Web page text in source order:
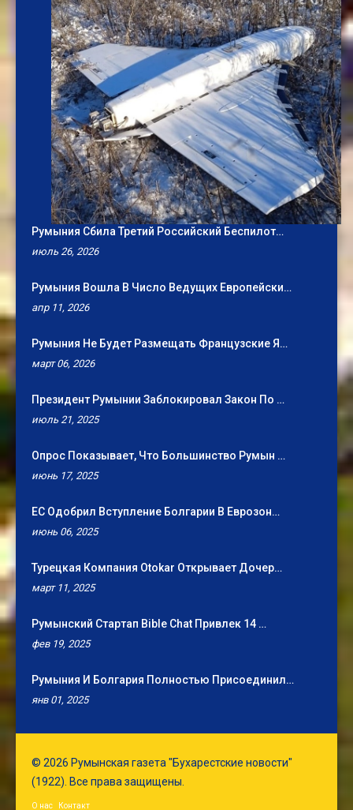
Румыния Сбила Третий Российский Беспилот…
июль 26, 2026
Румыния Вошла В Число Ведущих Европейски…
апр 11, 2026
Румыния Не Будет Размещать Французские Я…
март 06, 2026
Президент Румынии Заблокировал Закон По …
июль 21, 2025
Опрос Показывает, Что Большинство Румын …
июнь 17, 2025
ЕС Одобрил Вступление Болгарии В Еврозон…
июнь 06, 2025
Турецкая Компания Otokar Открывает Дочер…
март 11, 2025
Румынский Стартап Bible Chat Привлек 14 …
фев 19, 2025
Румыния И Болгария Полностью Присоединил…
янв 01, 2025
© 2026 Румынская газета "Бухарестские новости"
(1922). Все права защищены.
О нас Контакт